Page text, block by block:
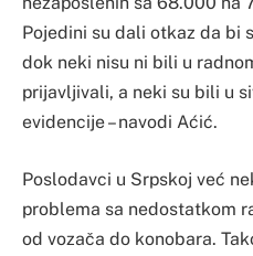
Pojedini su dali otkaz da bi
dok neki nisu ni bili u
prijavljivali, a neki su bili u
evidencije – navodi Aćić.
Poslodavci u Srpskoj već
problema sa nedostatkom
od vozača do konobara.